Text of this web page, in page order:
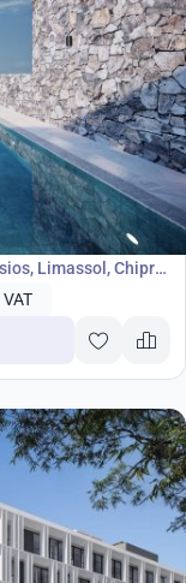
Limassol, Chipre
VAT